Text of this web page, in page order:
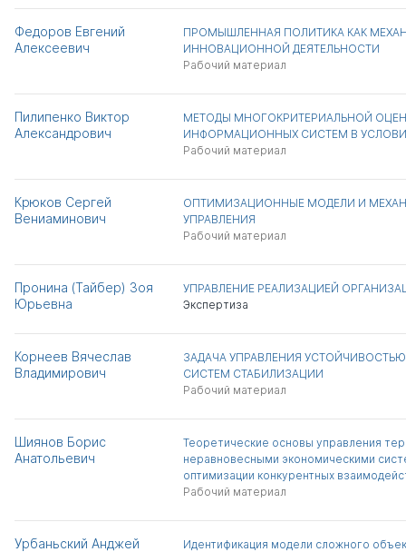
Федоров Евгений
Алексеевич
ПРОМЫШЛЕННАЯ ПОЛИТИКА КАК
ИННОВАЦИОННОЙ ДЕЯТЕЛЬНОСТИ
Рабочий материал
Пилипенко Виктор
Александрович
МЕТОДЫ МНОГОКРИТЕРИАЛЬНОЙ
ИНФОРМАЦИОННЫХ СИСТЕМ В
Рабочий материал
Крюков Сергей
Вениаминович
ОПТИМИЗАЦИОННЫЕ МОДЕЛИ И
УПРАВЛЕНИЯ
Рабочий материал
Пронина (Тайбер) Зоя
Юрьевна
УПРАВЛЕНИЕ РЕАЛИЗАЦИЕЙ
Экспертиза
Корнеев Вячеслав
Владимирович
ЗАДАЧА УПРАВЛЕНИЯ
СИСТЕМ СТАБИЛИЗАЦИИ
Рабочий материал
Шиянов Борис
Анатольевич
Теоретические основы управления
неравновесными экономическими
оптимизации конкурентных
Рабочий материал
Урбаньский Анджей
Идентификация модели сложного